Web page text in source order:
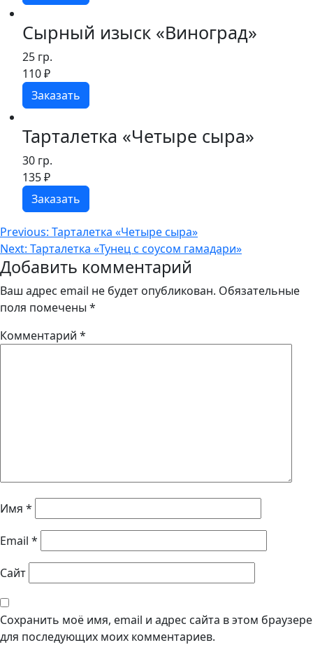
Сырный изыск «Виноград»
25 гр.
110₽
Заказать
Тарталетка «Четыре сыра»
30 гр.
135₽
Заказать
Навигация
по
записям
Previous: Тарталетка «Четыре сыра»
Next: Тарталетка «Тунец с соусом гамадари»
Добавить комментарий
Ваш адрес email не будет опубликован. Обязательные
поля помечены *
Комментарий *
Имя *
Email *
Сайт
Сохранить моё имя, email и адрес сайта в этом браузере
для последующих моих комментариев.